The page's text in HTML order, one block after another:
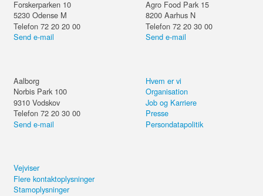
Forskerparken 10
5230 Odense M
Telefon 72 20 20 00
Send e-mail
Agro Food Park 15
8200 Aarhus N
Telefon 72 20 30 00
Send e-mail
Aalborg
Norbis Park 100
9310 Vodskov
Telefon 72 20 30 00
Send e-mail
Hvem er vi
Organisation
Job og Karriere
Presse
Persondatapolitik
Vejviser
Flere kontaktoplysninger
Stamoplysninger